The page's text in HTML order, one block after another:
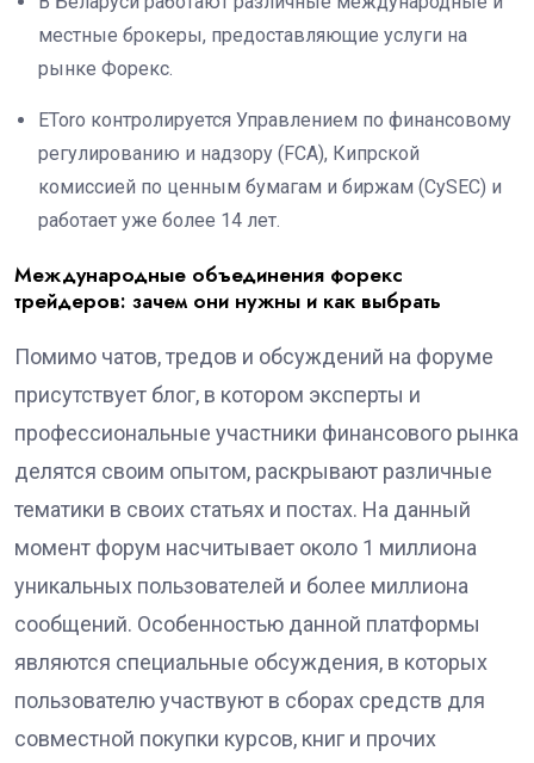
местные брокеры, предоставляющие услуги на
рынке Форекс.
EToro контролируется Управлением по финансовому
регулированию и надзору (FCA), Кипрской
комиссией по ценным бумагам и биржам (CySEC) и
работает уже более 14 лет.
Международные объединения форекс
трейдеров: зачем они нужны и как выбрать
Помимо чатов, тредов и обсуждений на форуме
присутствует блог, в котором эксперты и
профессиональные участники финансового рынка
делятся своим опытом, раскрывают различные
тематики в своих статьях и постах. На данный
момент форум насчитывает около 1 миллиона
уникальных пользователей и более миллиона
сообщений. Особенностью данной платформы
являются специальные обсуждения, в которых
пользователю участвуют в сборах средств для
совместной покупки курсов, книг и прочих